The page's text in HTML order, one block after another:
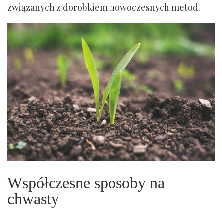
związanych z dorobkiem nowoczesnych metod.
Współczesne sposoby na
chwasty